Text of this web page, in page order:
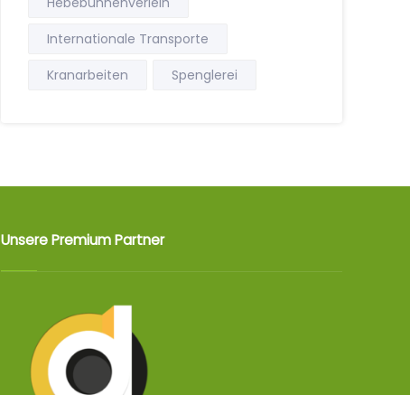
Internationale Transporte
Kranarbeiten
Spenglerei
Unsere Premium Partner